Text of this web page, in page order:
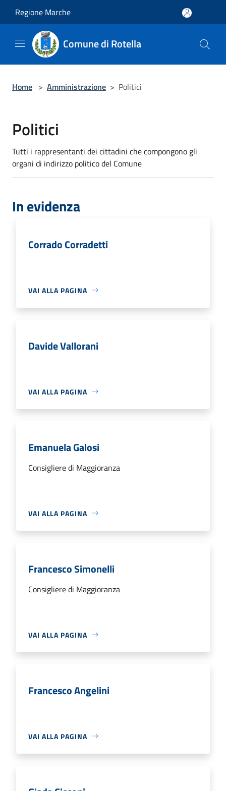
Regione Marche
Comune di Rotella
Home > Amministrazione > Politici
Politici
Tutti i rappresentanti dei cittadini che compongono gli
organi di indirizzo politico del Comune
In evidenza
Corrado Corradetti
VAI ALLA PAGINA
Davide Vallorani
VAI ALLA PAGINA
Emanuela Galosi
Consigliere di Maggioranza
VAI ALLA PAGINA
Francesco Simonelli
Consigliere di Maggioranza
VAI ALLA PAGINA
Francesco Angelini
VAI ALLA PAGINA